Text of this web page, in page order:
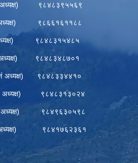
नं अध्यक्ष) ९८४८३९५५६९
९८६६१६११८८
अध्यक्ष) ९८४८३१५४८५
अध्यक्ष) ९८४८३४८७०१
नं अध्यक्ष) ९८४८३३४४१०
नं अध्यक्ष) ९८४८३१३०२४
नं अध्यक्ष) ९८४९६३०५९८
नं अध्यक्ष) ९८४१७६२३६१